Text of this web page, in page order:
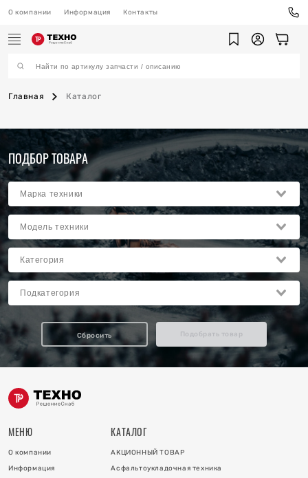
О компании Информация Контакты
Главная Каталог
ПОДБОР ТОВАРА
Сбросить Подобрать товар
МЕНЮ
О компании
Информация
КАТАЛОГ
АКЦИОННЫЙ ТОВАР
Асфальтоукладочная техника